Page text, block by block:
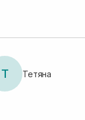
Т Тетяна